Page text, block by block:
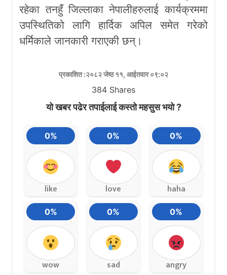
रहेका तनहुँ जिल्लाका नेपालीहरुलाई कार्यक्रममा
उपस्थितिको लागि हार्दिक अपिल समेत गरेको
धर्मिकाले जानकारी गराएकी छन्।
प्रकाशित :२०८२ जेष्ठ ११, आईतवार ०९:०२
384 Shares
यो खबर पढेर तपाईलाई कस्तो महसुस भयो ?
0%
like
0%
love
0%
haha
0%
wow
0%
sad
0%
angry